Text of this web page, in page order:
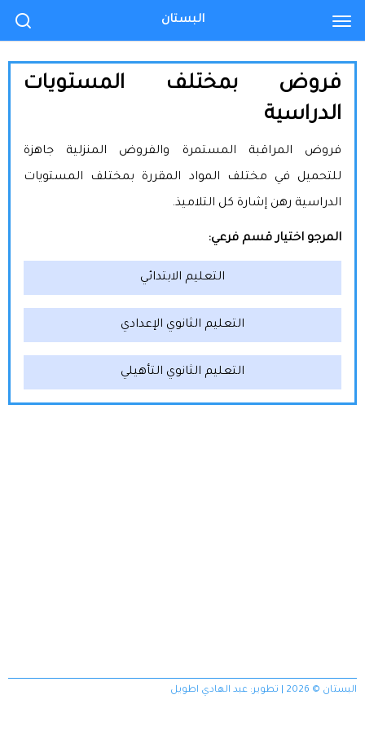
فروض بمختلف المستويات
الدراسية
فروض المراقبة المستمرة والفروض المنزلية جاهزة
للتحميل في مختلف المواد المقررة بمختلف المستويات
الدراسية رهن إشارة كل التلاميذ.
المرجو اختيار قسم فرعي:
التعليم الابتدائي
التعليم الثانوي الإعدادي
التعليم الثانوي التأهيلي
البستان © 2026 | تطوير: عبد الهادي اطويل
البستان